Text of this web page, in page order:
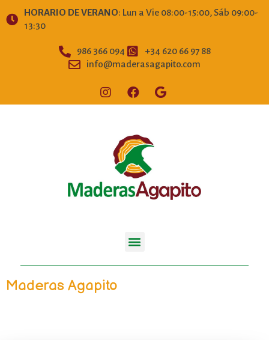
HORARIO DE VERANO: Lun a Vie 08:00-15:00, Sáb 09:00-
13:30
986 366 094
+34 620 66 97 88
info@maderasagapito.com
Maderas Agapito